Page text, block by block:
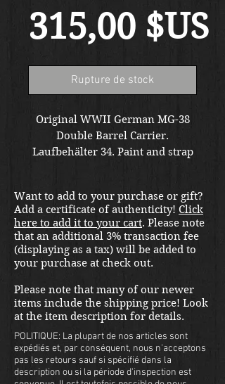
315,00 $US
Rupture de stock
Original WWII German MG-38
Double Barrel Carrier.
Laufbehälter 34. Paint and strap
mounted the Type 166 VW-
Schwimmwagen. Price includes
shipping in the US. Foreign
buyers contact us for a shipping
quote. Located in our Portland
Want to add to your purchase or gift?
Add a certificate of authenticity! Click
here to add it to your cart. Please note
that an additional 3% transaction fee
(displaying as a tax) will be added to
your purchase at check out.
Please note that many of our newer
items include the shipping price! Look
at the item description for details.
POLITIQUE: La plupart de nos articles sont
expédiés et, par conséquent, nous n'acceptons
pas les retours sauf si spécifié dans la
description ou si la période d'inspection est